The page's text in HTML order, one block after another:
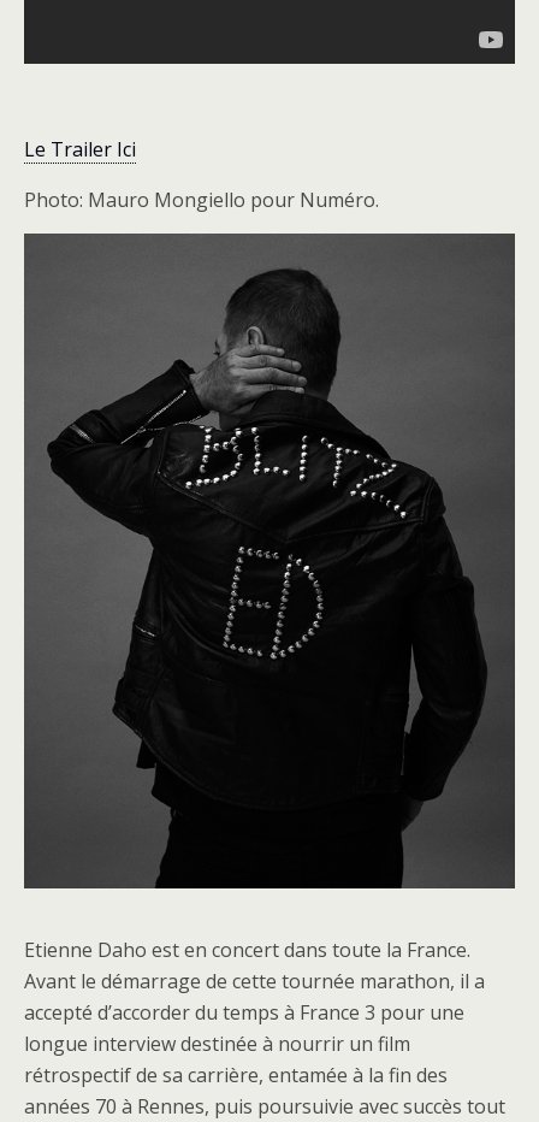
Le Trailer Ici
Photo: Mauro Mongiello pour Numéro.
Etienne Daho est en concert dans toute la France.
Avant le démarrage de cette tournée marathon, il a
accepté d’accorder du temps à France 3 pour une
longue interview destinée à nourrir un film
rétrospectif de sa carrière, entamée à la fin des
années 70 à Rennes, puis poursuivie avec succès tout